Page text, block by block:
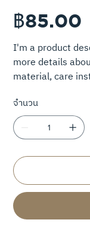
ราคา
฿85.00
I'm a product
more details
material, care
จำนวน